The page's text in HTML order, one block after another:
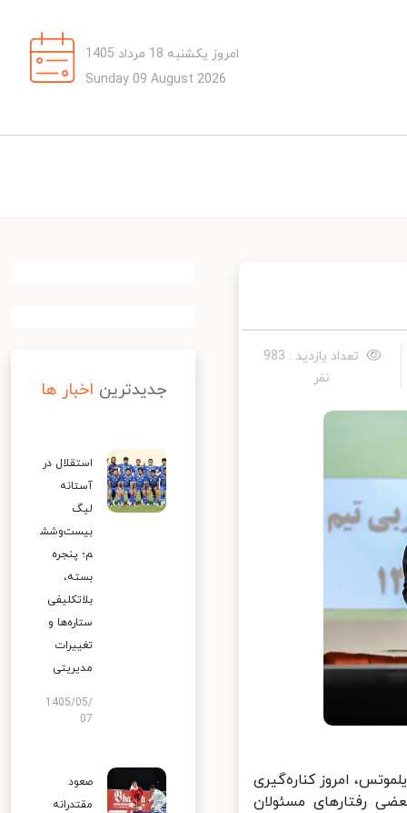
امروز یکشنبه 18 مرداد 1405
Sunday 09 August 2026
تعداد بازدید : 983
نفر
امروز کناره‌گیری
رفتارهای مسئولان
جدیدترین اخبار ها
استقلال در
آستانه
لیگ
بیست‌وشش
م؛ پنجره
بسته،
بلاتکلیفی
ستاره‌ها و
تغییرات
مدیریتی
1405/05/
07
صعود
مقتدرانه